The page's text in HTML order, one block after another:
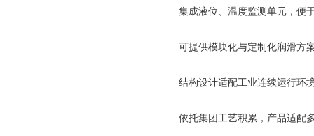
集成液位、温度监测单元，便
可提供模块化与定制化润滑方
结构设计适配工业连续运行环
依托集团工艺积累，产品适配